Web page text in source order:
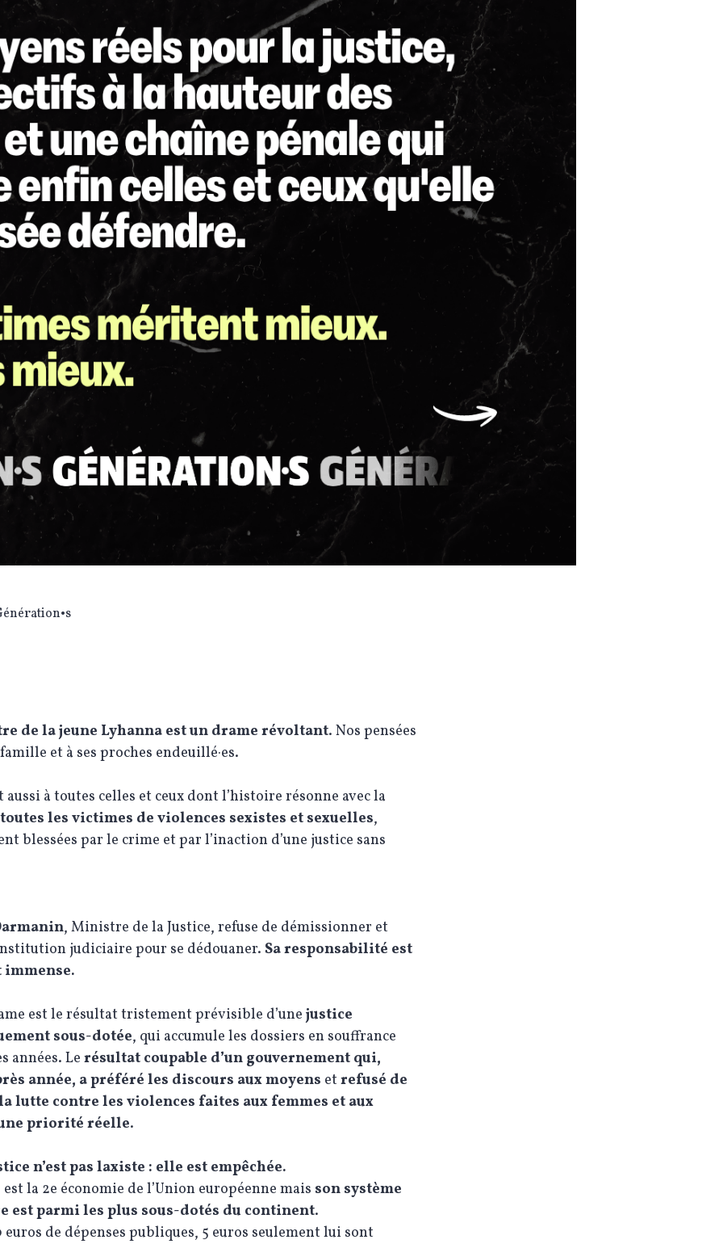
de la jeune Lyhanna est un drame révoltant. Nos pensées
et à ses proches endeuillé·es.
aussi à toutes celles et ceux dont l’histoire résonne avec la
toutes les victimes de violences sexistes et sexuelles,
blessées par le crime et par l’inaction d’une justice sans
, Ministre de la Justice, refuse de démissionner et
judiciaire pour se dédouaner. Sa responsabilité est
est le résultat tristement prévisible d’une justice
sous-dotée, qui accumule les dossiers en souffrance
années. Le résultat coupable d’un gouvernement qui,
année, a préféré les discours aux moyens et refusé de
lutte contre les violences faites aux femmes et aux
priorité réelle.
n’est pas laxiste : elle est empêchée.
est la 2e économie de l’Union européenne mais son système
est parmi les plus sous-dotés du continent.
euros de dépenses publiques, 5 euros seulement lui sont